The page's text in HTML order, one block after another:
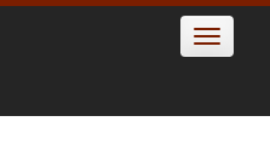
Toggle